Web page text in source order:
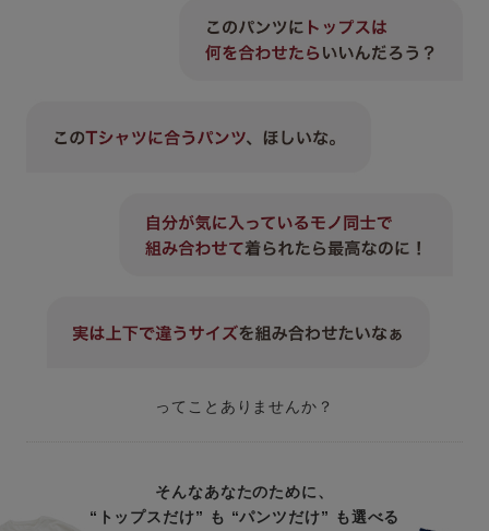
ってことありませんか？
そんなあなたのために、
“トップスだけ” も “パンツだけ” も選べる